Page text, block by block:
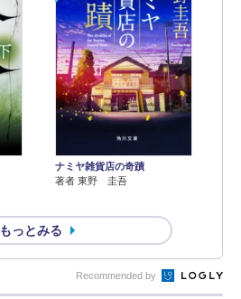
ナミヤ雑貨店の奇蹟
著者 東野 圭吾
もっとみる
Recommended by